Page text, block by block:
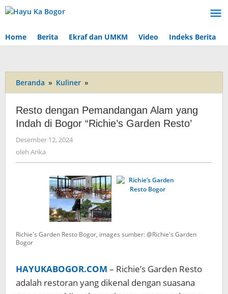
Lewati
ke
Home
Berita Ekraf dan UMKM Video Indeks Berita
Beranda » Kuliner »
dengan
Pemandangan
Alam
yang
Garden
Resto'
Resto dengan Pemandangan Alam yang
Indah di Bogor “Richie’s Garden Resto’
Desember 12, 2024
oleh Arika
Richie's Garden Resto Bogor, images sumber: @Richie's Garden
Bogor
HAYUKABOGOR.COM – Richie’s Garden Resto
adalah restoran yang dikenal dengan suasana